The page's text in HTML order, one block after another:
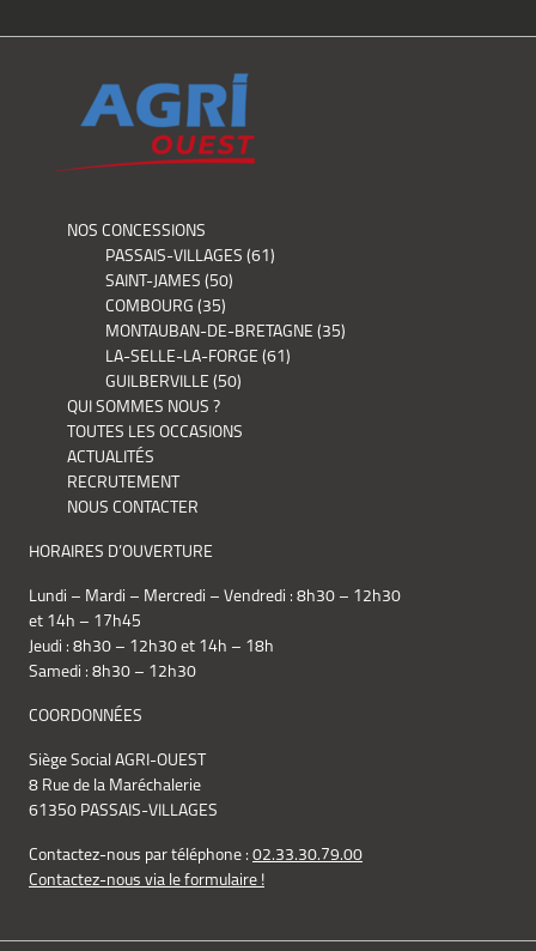
NOS CONCESSIONS
PASSAIS-VILLAGES (61)
SAINT-JAMES (50)
COMBOURG (35)
MONTAUBAN-DE-BRETAGNE (35)
LA-SELLE-LA-FORGE (61)
GUILBERVILLE (50)
QUI SOMMES NOUS ?
TOUTES LES OCCASIONS
ACTUALITÉS
RECRUTEMENT
NOUS CONTACTER
HORAIRES D’OUVERTURE
Lundi – Mardi – Mercredi – Vendredi : 8h30 – 12h30
et 14h – 17h45
Jeudi : 8h30 – 12h30 et 14h – 18h
Samedi : 8h30 – 12h30
COORDONNÉES
Siège Social AGRI-OUEST
8 Rue de la Maréchalerie
61350 PASSAIS-VILLAGES
Contactez-nous par téléphone : 02.33.30.79.00
Contactez-nous via le formulaire !